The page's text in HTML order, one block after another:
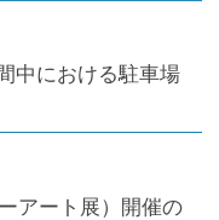
中における駐車場
アート展）開催の